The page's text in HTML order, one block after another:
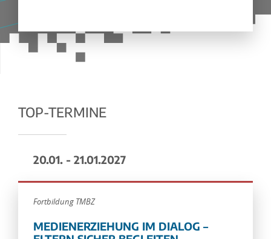
TOP-TERMINE
20.01. - 21.01.2027
Fortbildung TMBZ
MEDIENERZIEHUNG IM DIALOG –